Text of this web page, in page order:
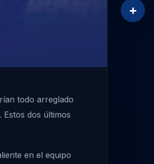
todo arreglado
dos últimos
en el equipo
+